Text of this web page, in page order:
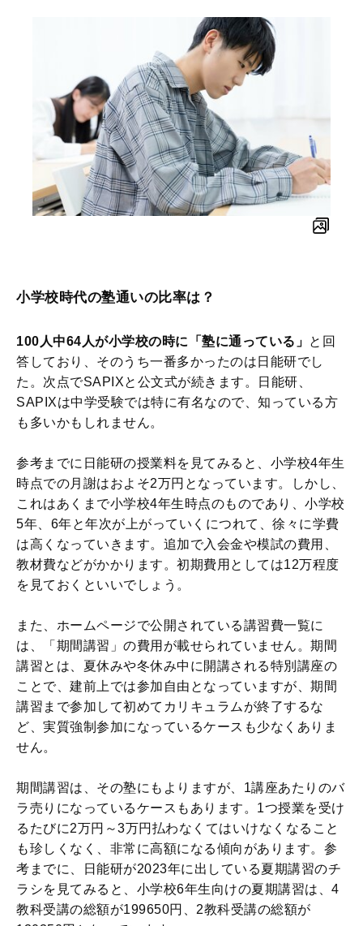
小学校時代の塾通いの比率は？
100人中64人が小学校の時に「塾に通っている」 と回
答しており、そのうち一番多かったのは日能研でし
た。次点でSAPIXと公文式が続きます。日能研、
SAPIXは中学受験では特に有名なので、知っている方
も多いかもしれません。
参考までに日能研の授業料を見てみると、小学校4年生
時点での月謝はおよそ2万円となっています。しかし、
これはあくまで小学校4年生時点のものであり、小学校
5年、6年と年次が上がっていくにつれて、徐々に学費
は高くなっていきます。追加で入会金や模試の費用、
教材費などがかかります。初期費用としては12万程度
を見ておくといいでしょう。
また、ホームページで公開されている講習費一覧に
は、「期間講習」の費用が載せられていません。期間
講習とは、夏休みや冬休み中に開講される特別講座の
ことで、建前上では参加自由となっていますが、期間
講習まで参加して初めてカリキュラムが終了するな
ど、実質強制参加になっているケースも少なくありま
せん。
期間講習は、その塾にもよりますが、1講座あたりのバ
ラ売りになっているケースもあります。1つ授業を受け
るたびに2万円～3万円払わなくてはいけなくなること
も珍しくなく、非常に高額になる傾向があります。参
考までに、日能研が2023年に出している夏期講習のチ
ラシを見てみると、小学校6年生向けの夏期講習は、4
教科受講の総額が199650円、2教科受講の総額が